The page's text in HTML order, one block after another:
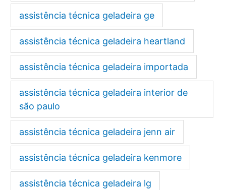
assistência técnica geladeira ge
assistência técnica geladeira heartland
assistência técnica geladeira importada
assistência técnica geladeira interior de
são paulo
assistência técnica geladeira jenn air
assistência técnica geladeira kenmore
assistência técnica geladeira lg